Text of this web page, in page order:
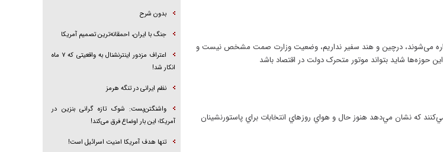
می‌شوند، درچین و هند سفیر نداریم، وضعیت وزارت صمت مشخص نیست و
حوزه‌ها شاید بتواند موتور متحرک دولت در اقتصاد باشد
كه نشان مي‌دهد هنوز حال و هواي روزهاي انتخابات براي پاستورنشينان
بدون شرح
جنگ با ایران، احمقانه‌ترین تصمیم آمریکا
اعتراف مزدور اینترنشنال به واقعیتی که ۷ ماه
انکار شد!
نظم ایرانی در تنگه هرمز
واشنگتن‌پست: شوک تازه گرانی بنزین در
آمریکا؛ این بار اوضاع فرق می‌کند!
تنها هدف آمریکا امنیت اسرائیل است!